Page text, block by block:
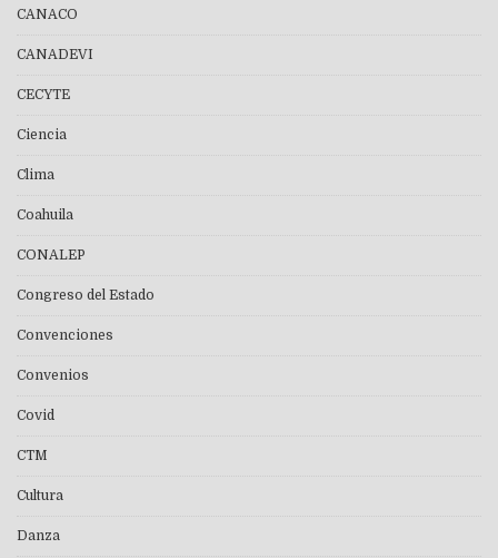
CANACO
CANADEVI
CECYTE
Ciencia
Clima
Coahuila
CONALEP
Congreso del Estado
Convenciones
Convenios
Covid
CTM
Cultura
Danza